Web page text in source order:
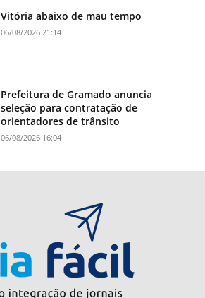
Vitória abaixo de mau tempo
06/08/2026 21:14
Prefeitura de Gramado anuncia
seleção para contratação de
orientadores de trânsito
06/08/2026 16:04